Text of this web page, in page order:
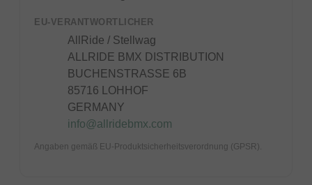
EU-VERANTWORTLICHER
AllRide / Stellwag
ALLRIDE BMX DISTRIBUTION
BUCHENSTRASSE 6B
85716 LOHHOF
GERMANY
info@allridebmx.com
Angaben gemäß EU-Produktsicherheitsverordnung (GPSR).